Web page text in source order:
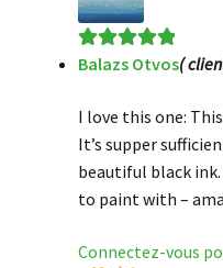
Note5sur 5
Balazs Otvos(
I love this one:
It’s supper
beautiful black
to paint with –
Connectez-vous